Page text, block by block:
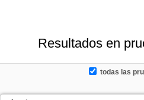
Resultados en
todas las